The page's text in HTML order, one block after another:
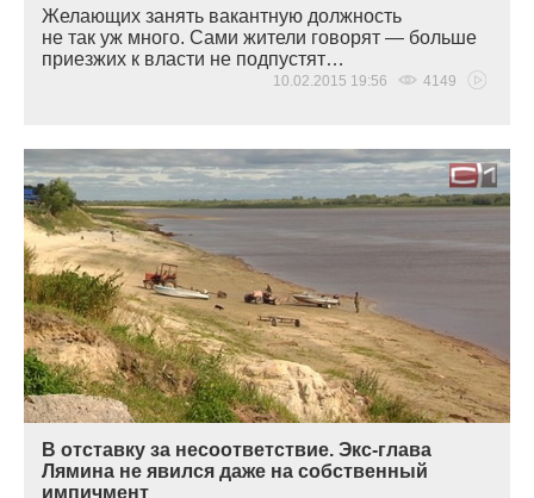
Желающих занять вакантную должность
не так уж много. Сами жители говорят — больше
приезжих к власти не подпустят…
10.02.2015 19:56 4149
В отставку за несоответствие. Экс-глава
Лямина не явился даже на собственный
импичмент